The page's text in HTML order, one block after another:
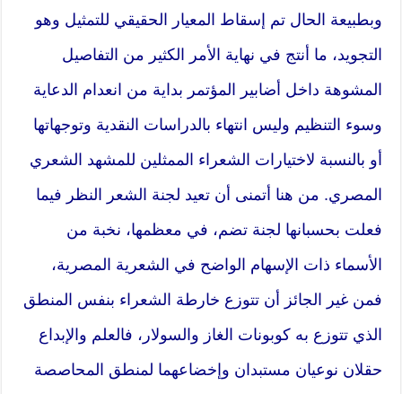
وبطبيعة الحال تم إسقاط المعيار الحقيقي للتمثيل وهو
التجويد، ما أنتج في نهاية الأمر الكثير من التفاصيل
المشوهة داخل أضابير المؤتمر بداية من انعدام الدعاية
وسوء التنظيم وليس انتهاء بالدراسات النقدية وتوجهاتها
أو بالنسبة لاختيارات الشعراء الممثلين للمشهد الشعري
المصري. من هنا أتمنى أن تعيد لجنة الشعر النظر فيما
فعلت بحسبانها لجنة تضم، في معظمها، نخبة من
الأسماء ذات الإسهام الواضح في الشعرية المصرية،
فمن غير الجائز أن تتوزع خارطة الشعراء بنفس المنطق
الذي تتوزع به كوبونات الغاز والسولار، فالعلم والإبداع
حقلان نوعيان مستبدان وإخضاعهما لمنطق المحاصصة